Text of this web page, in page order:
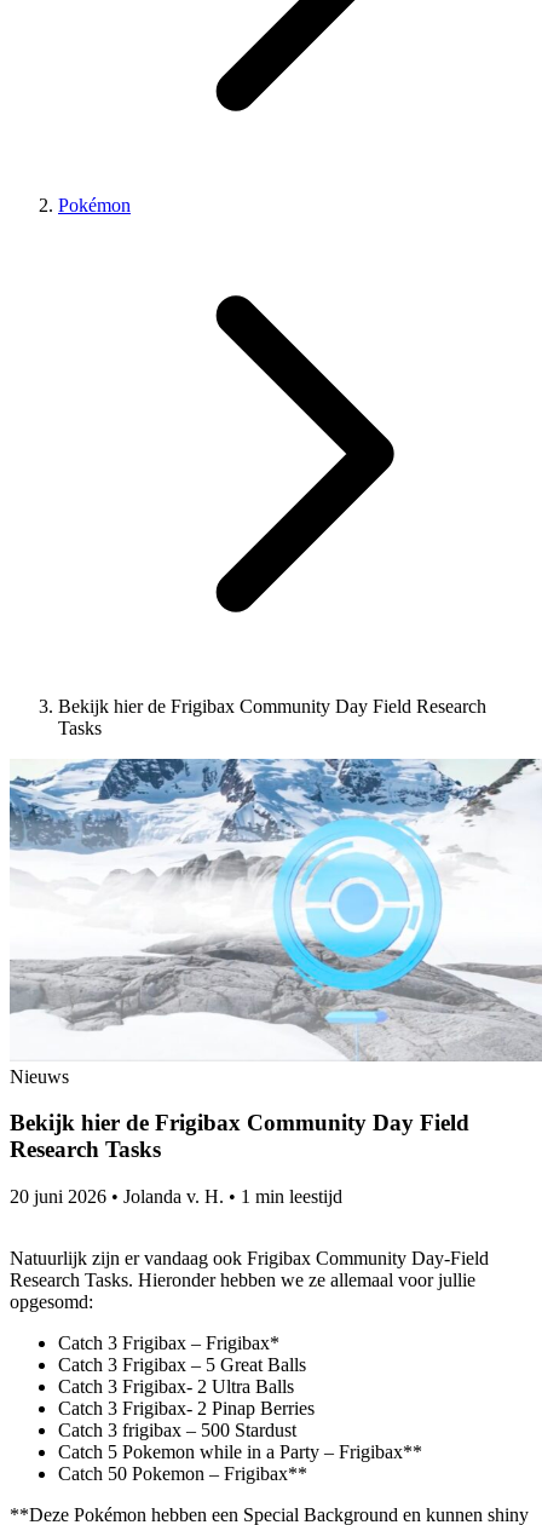
Pokémon
Bekijk hier de Frigibax Community Day Field Research
Tasks
Nieuws
Bekijk hier de Frigibax Community Day Field
Research Tasks
20 juni 2026 • Jolanda v. H. • 1 min leestijd
Natuurlijk zijn er vandaag ook Frigibax Community Day-Field
Research Tasks. Hieronder hebben we ze allemaal voor jullie
opgesomd:
Catch 3 Frigibax – Frigibax*
Catch 3 Frigibax – 5 Great Balls
Catch 3 Frigibax- 2 Ultra Balls
Catch 3 Frigibax- 2 Pinap Berries
Catch 3 frigibax – 500 Stardust
Catch 5 Pokemon while in a Party – Frigibax**
Catch 50 Pokemon – Frigibax**
**Deze Pokémon hebben een Special Background en kunnen shiny